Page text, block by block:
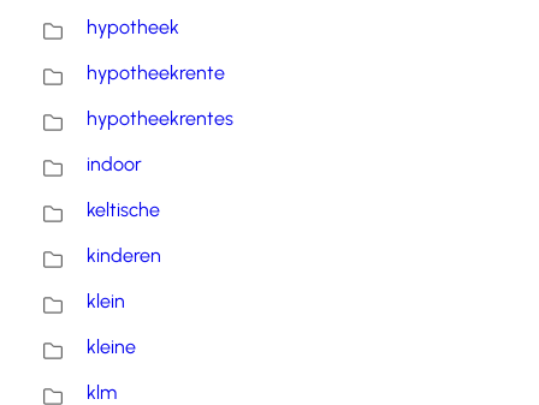
hypotheek
hypotheekrente
hypotheekrentes
indoor
keltische
kinderen
klein
kleine
klm